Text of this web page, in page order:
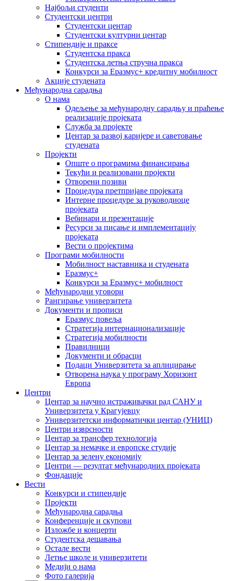
Најбољи студенти
Студентски центри
Студентски центар
Студентски културни центар
Стипендије и праксе
Студентска пракса
Студентска летња стручна пракса
Конкурси за Еразмус+ кредитну мобилност
Акције студената
Међународна сарадња
О нама
Одељење за међународну сарадњу и праћење
реализације пројеката
Служба за пројекте
Центар за развој каријере и саветовање
студената
Пројекти
Опште о програмима финансирања
Текући и реализовани пројекти
Отворени позиви
Процедура претпријаве пројеката
Интерне процедуре за руководиоце
пројеката
Вебинари и презентације
Ресурси за писање и имплементацију
пројеката
Вести о пројектима
Програми мобилности
Мобилност наставника и студената
Еразмус+
Конкурси за Еразмус+ мобилност
Међународни уговори
Рангирање универзитета
Документи и прописи
Еразмус повеља
Стратегија интернационализације
Стратегија мобилности
Правилници
Документи и обрасци
Подаци Универзитета за аплицирање
Отворена наука у програму Хоризонт
Европа
Центри
Центар за научно истраживачки рад САНУ и
Универзитета у Крагујевцу
Универзитетски информатички центар (УНИЦ)
Центри изврсности
Центар за трансфер технологија
Центар за немачке и европске студије
Центар за зелену економију
Центри — резултат међународних пројеката
Фондације
Вести
Конкурси и стипендије
Пројекти
Међународна сарадња
Конференције и скупови
Изложбе и концерти
Студентска дешавања
Остале вести
Летње школе и универзитети
Медији о нама
Фото галерија